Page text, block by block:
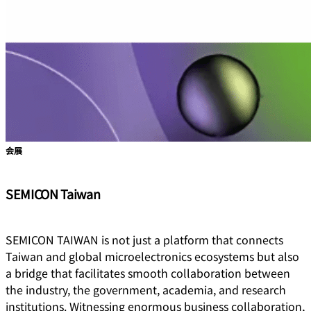
会展
SEMICON Taiwan
SEMICON TAIWAN is not just a platform that connects
Taiwan and global microelectronics ecosystems but also
a bridge that facilitates smooth collaboration between
the industry, the government, academia, and research
institutions. Witnessing enormous business collaboration,